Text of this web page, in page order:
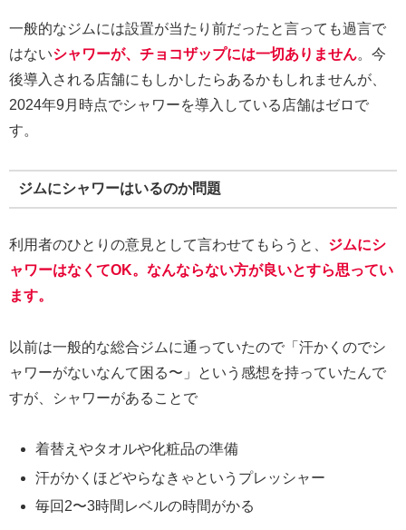
一般的なジムには設置が当たり前だったと言っても過言で
はないシャワーが、チョコザップには一切ありません。今
後導入される店舗にもしかしたらあるかもしれませんが、
2024年9月時点でシャワーを導入している店舗はゼロで
す。
ジムにシャワーはいるのか問題
利用者のひとりの意見として言わせてもらうと、 ジムにシ
ャワーはなくてOK。なんならない方が良いとすら思ってい
ます。
以前は一般的な総合ジムに通っていたので「汗かくのでシ
ャワーがないなんて困る〜」という感想を持っていたんで
すが、シャワーがあることで
着替えやタオルや化粧品の準備
汗がかくほどやらなきゃというプレッシャー
毎回2〜3時間レベルの時間がかる